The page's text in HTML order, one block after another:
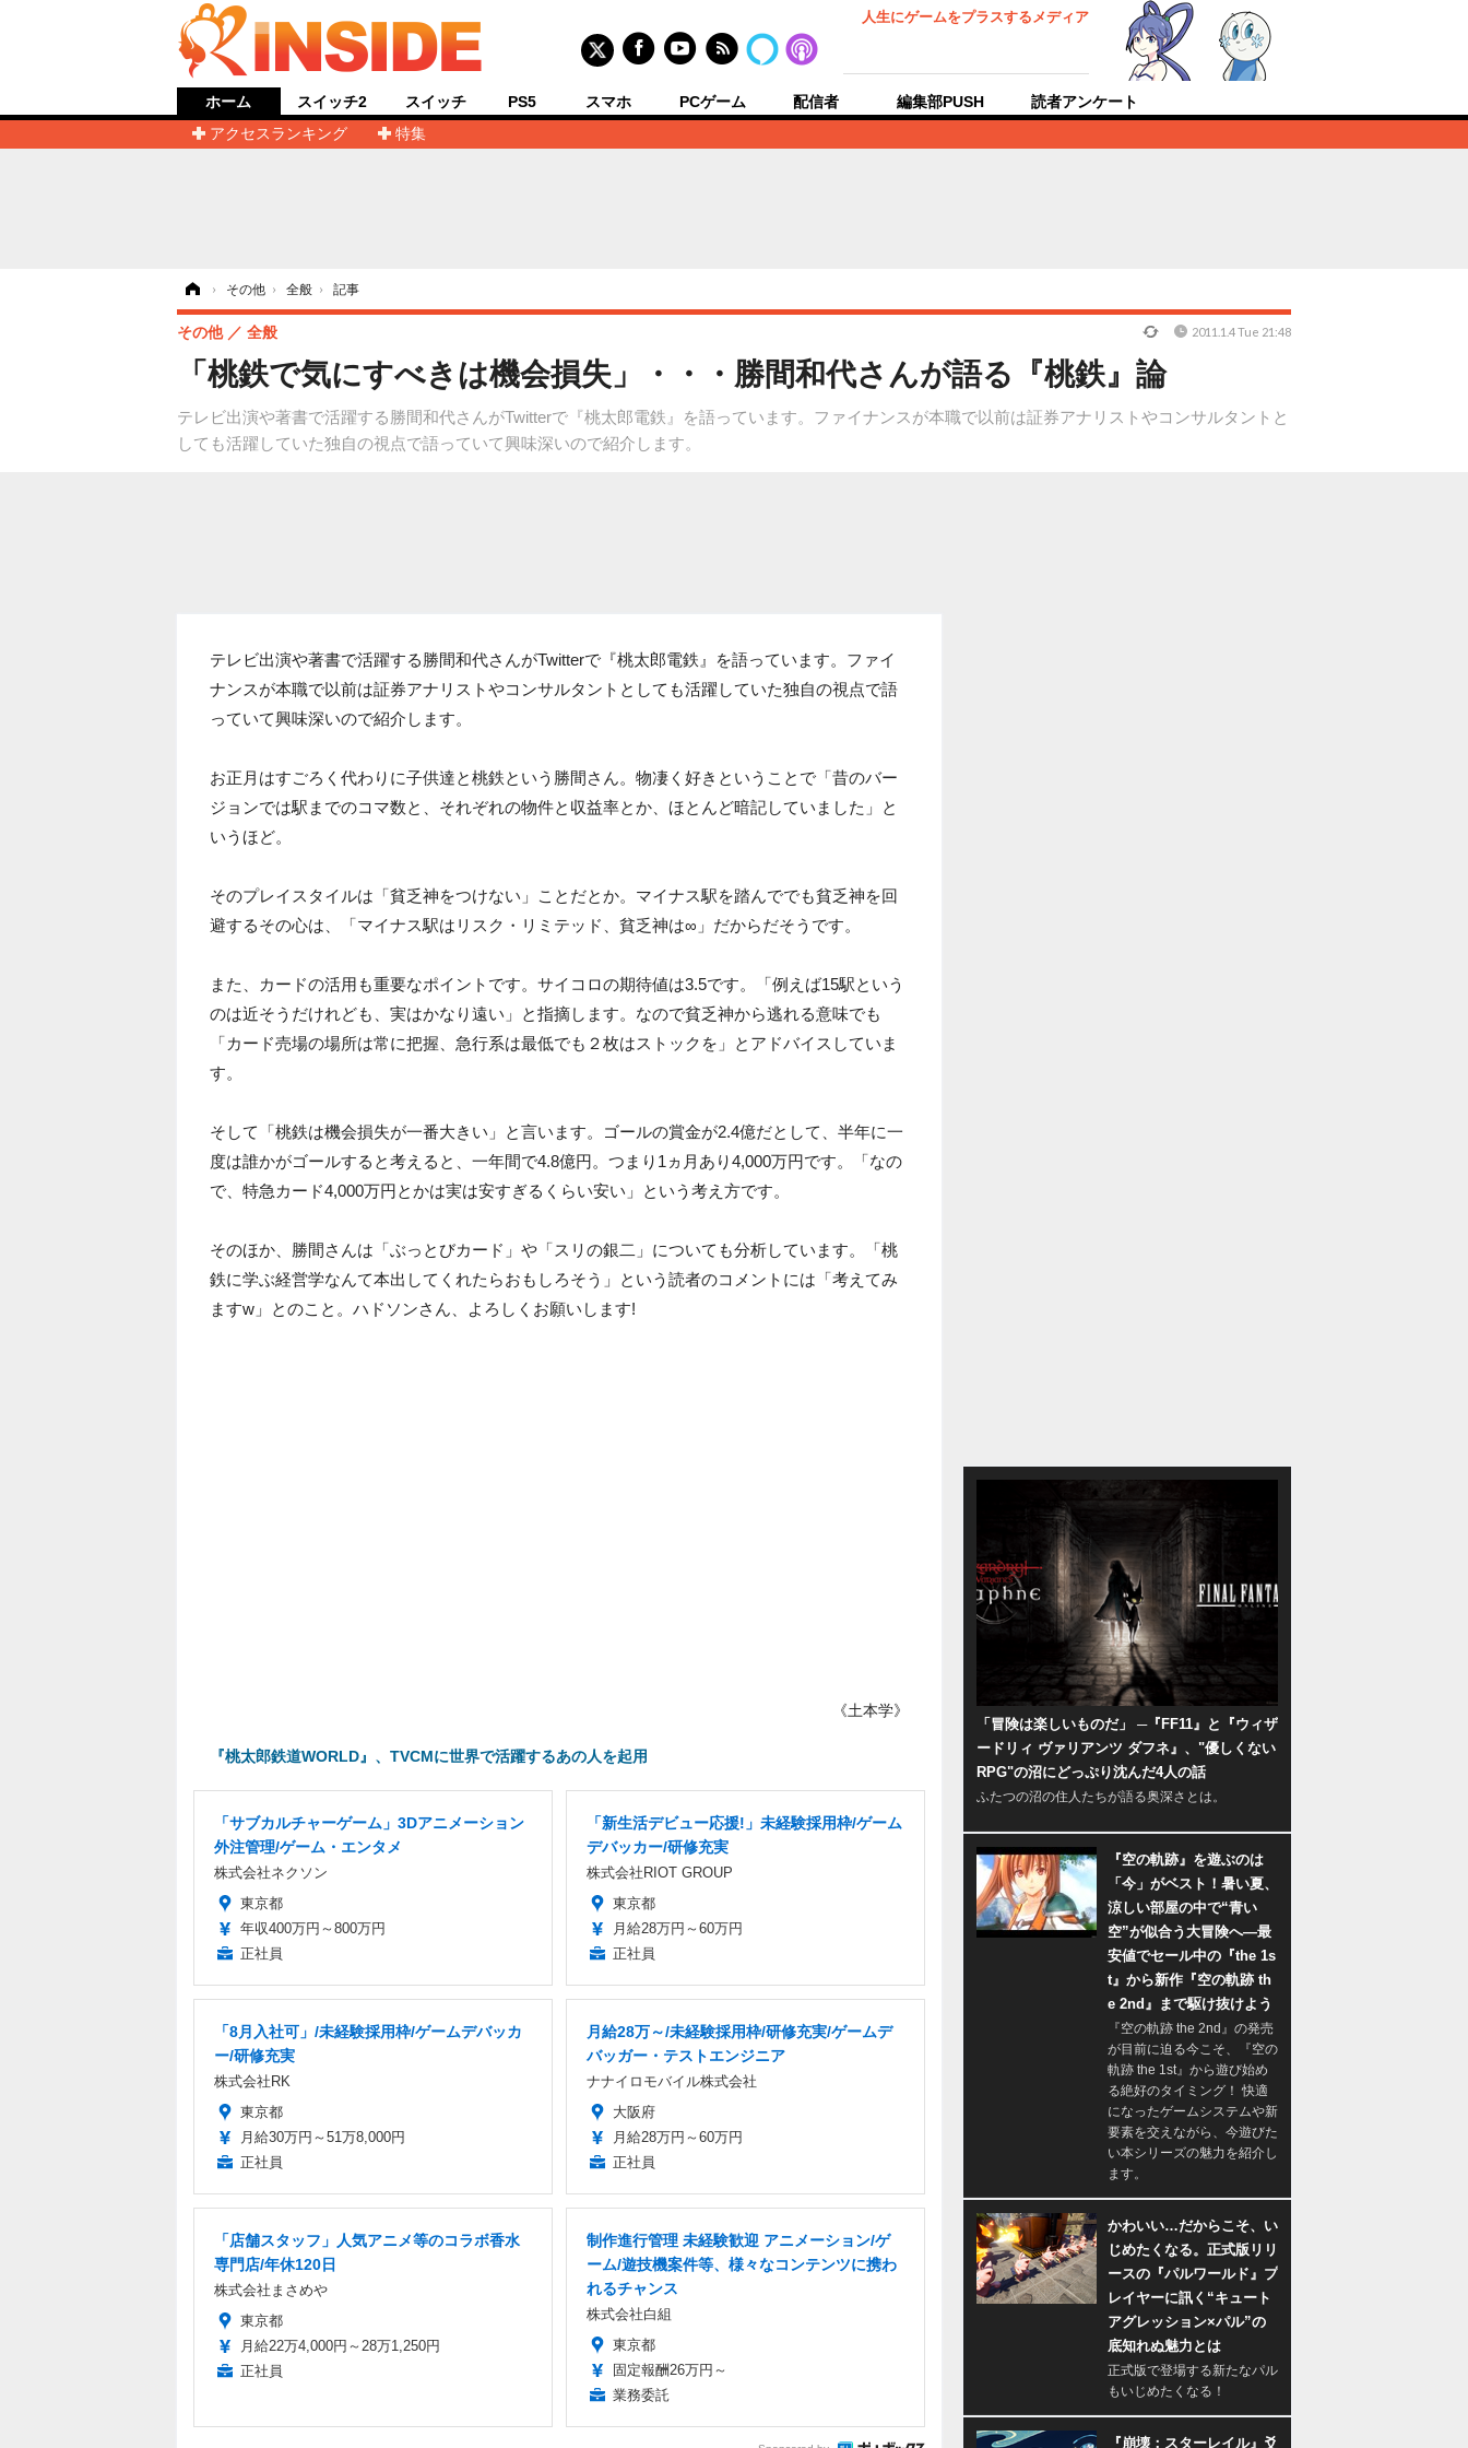
人生にゲームをプラスするメディア
ホーム
アクセスランキング
特集
スイッチ2 スイッチ PS5 スマホ PCゲーム 配信者 編集部PUSH 読者アンケート
› その他 › 全般 › 記事
「桃鉄で気にすべきは機会損失」・・・勝間和代さんが語る『桃鉄』論
テレビ出演や著書で活躍する勝間和代さんがTwitterで『桃太郎電鉄』を語っています。ファイナンスが本職で以前は証券アナリストやコンサルタントと
しても活躍していた独自の視点で語っていて興味深いので紹介します。
その他 全般 2011.1.4 Tue 21:48
テレビ出演や著書で活躍する勝間和代さんがTwitterで『桃太郎電鉄』を語っています。ファイ
ナンスが本職で以前は証券アナリストやコンサルタントとしても活躍していた独自の視点で語
っていて興味深いので紹介します。
お正月はすごろく代わりに子供達と桃鉄という勝間さん。物凄く好きということで「昔のバー
ジョンでは駅までのコマ数と、それぞれの物件と収益率とか、ほとんど暗記していました」と
いうほど。
そのプレイスタイルは「貧乏神をつけない」ことだとか。マイナス駅を踏んででも貧乏神を回
避するその心は、「マイナス駅はリスク・リミテッド、貧乏神は∞」だからだそうです。
また、カードの活用も重要なポイントです。サイコロの期待値は3.5です。「例えば15駅という
のは近そうだけれども、実はかなり遠い」と指摘します。なので貧乏神から逃れる意味でも
「カード売場の場所は常に把握、急行系は最低でも２枚はストックを」とアドバイスしていま
す。
そして「桃鉄は機会損失が一番大きい」と言います。ゴールの賞金が2.4億だとして、半年に一
度は誰かがゴールすると考えると、一年間で4.8億円。つまり1ヵ月あり4,000万円です。「なの
で、特急カード4,000万円とかは実は安すぎるくらい安い」という考え方です。
そのほか、勝間さんは「ぶっとびカード」や「スリの銀二」についても分析しています。「桃
鉄に学ぶ経営学なんて本出してくれたらおもしろそう」という読者のコメントには「考えてみ
ますw」とのこと。ハドソンさん、よろしくお願いします!
《土本学》
『桃太郎鉄道WORLD』、TVCMに世界で活躍するあの人を起用
「サブカルチャーゲーム」3Dアニメーション
外注管理/ゲーム・エンタメ
株式会社ネクソン
東京都
年収400万円～800万円
正社員
「新生活デビュー応援!」未経験採用枠/ゲーム
デバッカー/研修充実
株式会社RIOT GROUP
東京都
月給28万円～60万円
正社員
「8月入社可」/未経験採用枠/ゲームデバッカ
ー/研修充実
株式会社RK
東京都
月給30万円～51万8,000円
正社員
月給28万～/未経験採用枠/研修充実/ゲームデ
バッガー・テストエンジニア
ナナイロモバイル株式会社
大阪府
月給28万円～60万円
正社員
「店舗スタッフ」人気アニメ等のコラボ香水
専門店/年休120日
株式会社まさめや
東京都
月給22万4,000円～28万1,250円
正社員
制作進行管理 未経験歓迎 アニメーション/ゲ
ーム/遊技機案件等、様々なコンテンツに携わ
れるチャンス
株式会社白組
東京都
固定報酬26万円～
業務委託
「冒険は楽しいものだ」 ─『FF11』と『ウィザ
ードリィ ヴァリアンツ ダフネ』、"優しくない
RPG"の沼にどっぷり沈んだ4人の話
ふたつの沼の住人たちが語る奥深さとは。
『空の軌跡』を遊ぶのは
「今」がベスト！暑い夏、
涼しい部屋の中で“青い
空”が似合う大冒険へ―最
安値でセール中の『the 1s
t』から新作『空の軌跡 th
e 2nd』まで駆け抜けよう
『空の軌跡 the 2nd』の発売
が目前に迫る今こそ、『空の
軌跡 the 1st』から遊び始め
る絶好のタイミング！ 快適
になったゲームシステムや新
要素を交えながら、今遊びた
い本シリーズの魅力を紹介し
ます。
かわいい…だからこそ、い
じめたくなる。正式版リリ
ースの『パルワールド』プ
レイヤーに訊く“キュート
アグレッション×パル”の
底知れぬ魅力とは
正式版で登場する新たなパル
もいじめたくなる！
『崩壊：スターレイル』爻